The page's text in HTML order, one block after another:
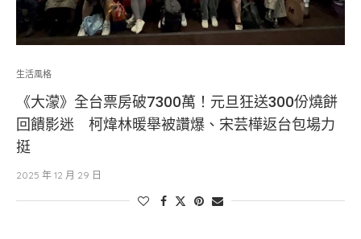
生活風格
《大濛》全台票房破7300萬！元旦狂送300份燒餅
回饋影迷 柯煒林暖舉被讚爆、宋芸樺返台包場力
挺
2025 年 12 月 29 日